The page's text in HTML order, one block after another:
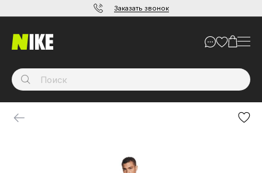
Заказать звонок